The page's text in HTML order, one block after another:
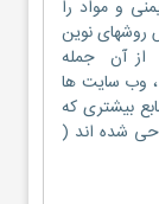
و مواد را
روشهای نوین
از آن جمله
، وب سایت ها
بیشتری که
شده اند (